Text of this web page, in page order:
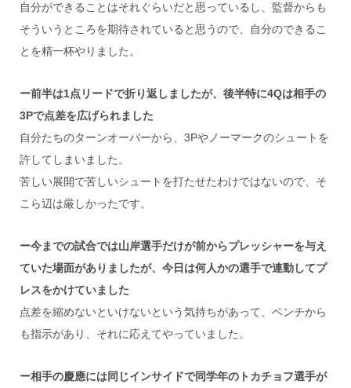
自分ができることはそれぐらいだと思っているし、監督からも
そういうところを期待されていると思うので、自分のできるこ
とを精一杯やりました。
ー前半は1点リードで折り返しましたが、後半特に4Qは相手の
3Pで点差を広げられました
自分たちのターンオーバーから、3Pやノーマークのシュートを
許してしまいました。
苦しい展開で苦しいシュートを打たせたわけではないので、そ
こら辺は厳しかったです。
ー今までの試合では山岸選手だけが前からプレッシャーを与え
ていた場面がありましたが、今日は何人かの選手で連動してプ
レスをかけていました
点差を縮めないといけないという気持ちがあって、ベンチから
も指示があり、それに応えてやっていました。
ー相手の慶應には同じインサイドで同学年のトカチョフ選手が